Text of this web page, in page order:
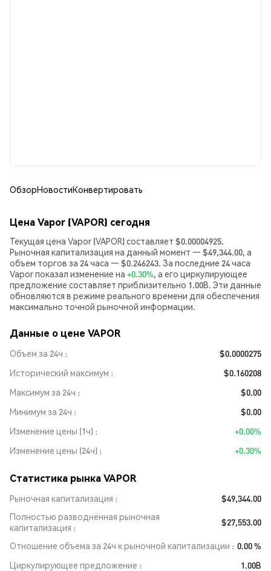
ОбзорНовостиКонвертировать
Цена Vapor (VAPOR) сегодня
Текущая цена Vapor (VAPOR) составляет $0.00004925.
Рыночная капитализация на данный момент — $49,344.00, а
объем торгов за 24 часа — $0.246243. За последние 24 часа
Vapor показал изменение на +0.30%, а его циркулирующее
предложение составляет приблизительно 1.00B. Эти данные
обновляются в режиме реального времени для обеспечения
максимально точной рыночной информации.
Данные о цене VAPOR
Объем за 24ч
$0.0000275
Исторический максимум
$0.160208
Максимум за 24ч
$0.00
Минимум за 24ч
$0.00
Изменение цены (1ч)
+0.00%
Изменение цены (24ч)
+0.30%
Статистика рынка VAPOR
Рыночная капитализация
$49,344.00
Полностью разводнённая рыночная
капитализация
$27,553.00
Отношение объема за 24ч к рыночной капитализации
0.00 %
Циркулирующее предложение
1.00B